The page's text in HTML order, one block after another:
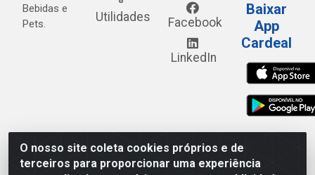
O nosso site coleta cookies próprios e de
terceiros para proporcionar uma experiência
Bebidas e
Pets.
Utilidades Facebook
LinkedIn
Baixar
App
Cardeal
Cardeal Distribuidora - Estrada Alto do Moura, 582 - Alto
do Moura - Caruaru/PE - CEP 55.040-120 - CNPJ